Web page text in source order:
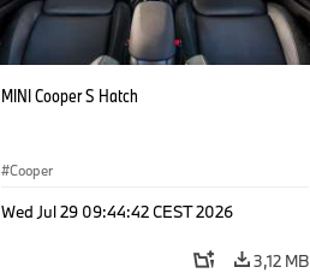
MINI Cooper S Hatch
Cooper
Wed Jul 29 09:44:42 CEST 2026
3,12 MB